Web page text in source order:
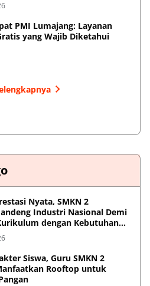
PMI Lumajang: Layanan
yang Wajib Diketahui
Nyata, SMKN 2
Industri Nasional Demi
dengan Kebutuhan
Siswa, Guru SMKN 2
Rooftop untuk